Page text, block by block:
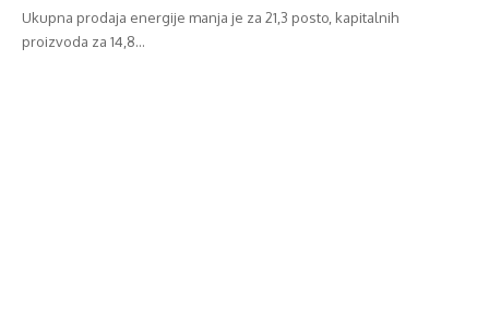
Ukupna prodaja energije manja je za 21,3 posto, kapitalnih
proizvoda za 14,8…